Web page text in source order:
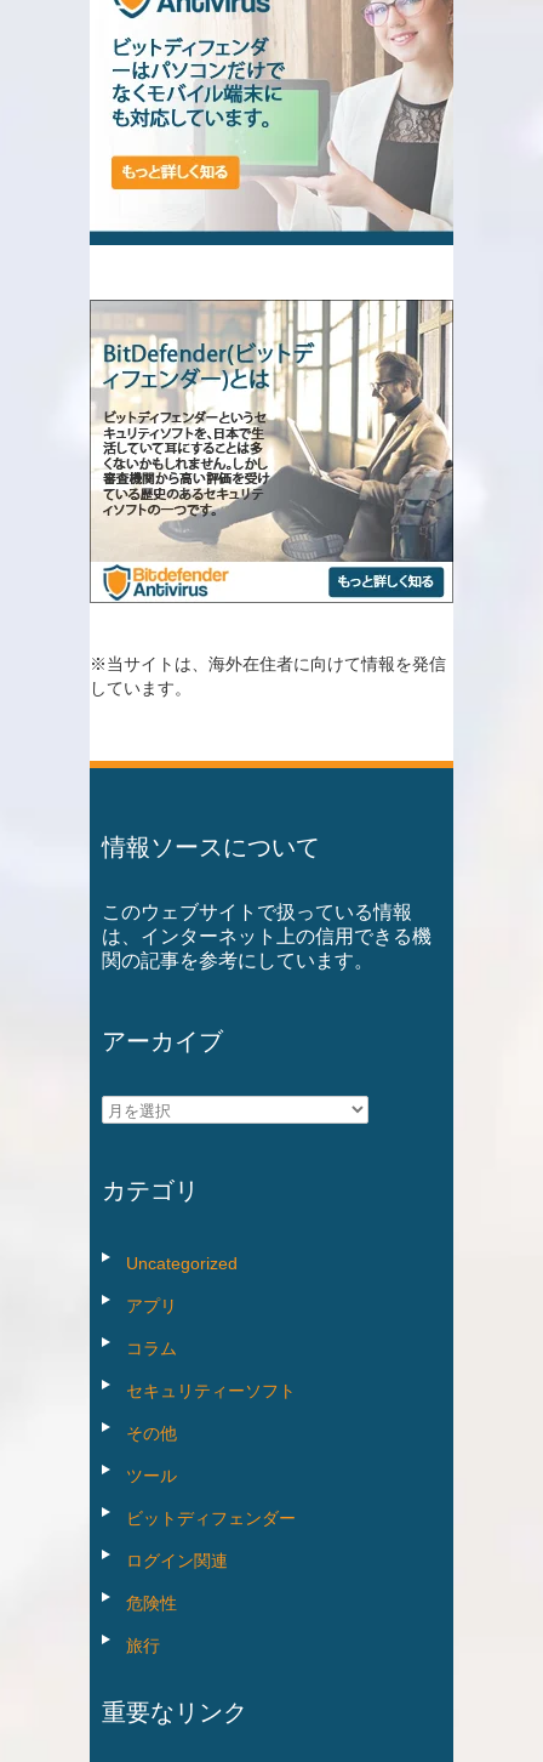
※当サイトは、海外在住者に向けて情報を発信
しています。
情報ソースについて
このウェブサイトで扱っている情報
は、インターネット上の信用できる機
関の記事を参考にしています。
アーカイブ
ア
カ
ブ
カテゴリ
Uncategorized
アプリ
コラム
セキュリティーソフト
その他
ツール
ビットディフェンダー
ログイン関連
危険性
旅行
重要なリンク